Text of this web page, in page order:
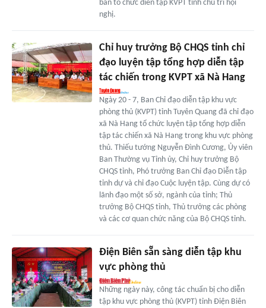
ban tổ chức diễn tập KVPT tỉnh chủ trì hội
nghị.
Chỉ huy trưởng Bộ CHQS tỉnh chỉ
đạo luyện tập tổng hợp diễn tập
tác chiến trong KVPT xã Nà Hang
Ngày 20 - 7, Ban Chỉ đạo diễn tập khu vực
phòng thủ (KVPT) tỉnh Tuyên Quang đã chỉ đạo
xã Nà Hang tổ chức luyện tập tổng hợp diễn
tập tác chiến xã Nà Hang trong khu vực phòng
thủ. Thiếu tướng Nguyễn Đình Cương, Ủy viên
Ban Thường vụ Tỉnh ủy, Chỉ huy trưởng Bộ
CHQS tỉnh, Phó trưởng Ban Chỉ đạo Diễn tập
tỉnh dự và chỉ đạo Cuộc luyện tập. Cùng dự có
lãnh đạo một số sở, ngành của tỉnh; Thủ
trưởng Bộ CHQS tỉnh, Thủ trưởng các phòng
và các cơ quan chức năng của Bộ CHQS tỉnh.
Điện Biên sẵn sàng diễn tập khu
vực phòng thủ
Những ngày này, công tác chuẩn bị cho diễn
tập khu vực phòng thủ (KVPT) tỉnh Điện Biên